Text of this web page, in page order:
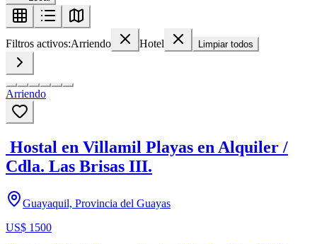
Filtros activos:Arriendo Hotel Limpiar todos
Arriendo
Hostal en Villamil Playas en Alquiler /
Cdla. Las Brisas III.
Guayaquil, Provincia del Guayas
US$ 1500